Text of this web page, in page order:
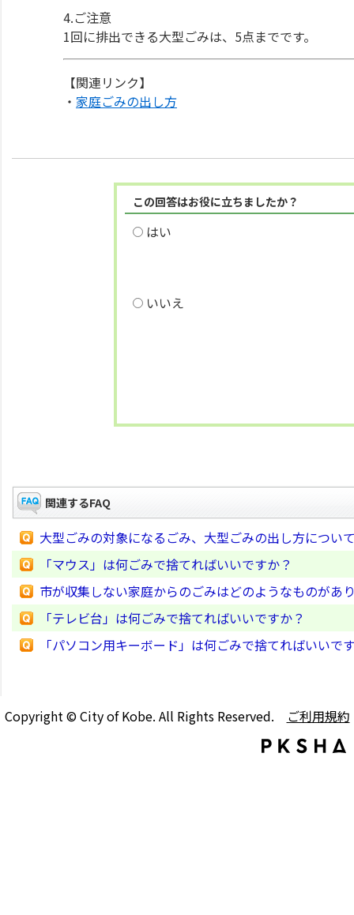
4.ご注意
1回に排出できる大型ごみは、5点までです。
【関連リンク】
・ 家庭ごみの出し方
この回答はお役に立ちましたか？
はい
いいえ
関連するFAQ
大型ごみの対象になるごみ、大型ごみの出し方につい
「マウス」は何ごみで捨てればいいですか？
市が収集しない家庭からのごみはどのようなものがあ
「テレビ台」は何ごみで捨てればいいですか？
「パソコン用キーボード」は何ごみで捨てればいいで
Copyright © City of Kobe. All Rights Reserved. ご利用規約